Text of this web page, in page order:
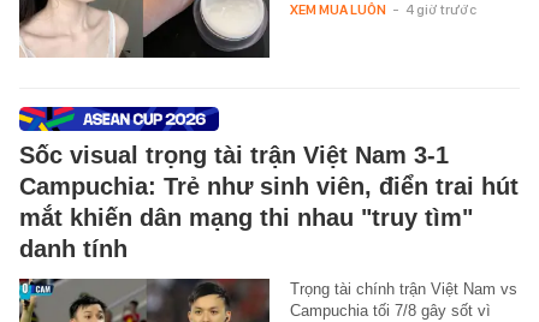
XEM MUA LUÔN - 4 giờ trước
Sốc visual trọng tài trận Việt Nam 3-1
Campuchia: Trẻ như sinh viên, điển trai hút
mắt khiến dân mạng thi nhau "truy tìm"
danh tính
Trọng tài chính trận Việt Nam vs
Campuchia tối 7/8 gây sốt vì